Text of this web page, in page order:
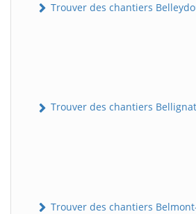
Trouver des chantiers
Trouver des chantiers Bellignat
Trouver des chantiers